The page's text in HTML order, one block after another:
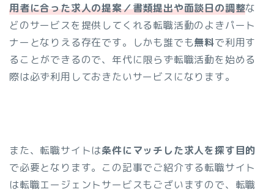
用者に合った求人の提案／書類提出や面談日の調整な
どのサービスを提供してくれる転職活動のよきパート
ナーとなりえる存在です。しかも誰でも無料で利用す
ることができるので、年代に限らず転職活動を始める
際は必ず利用しておきたいサービスになります。
また、転職サイトは条件にマッチした求人を探す目的
で必要となります。この記事でご紹介する転職サイト
は転職エージェントサービスもございますので、転職